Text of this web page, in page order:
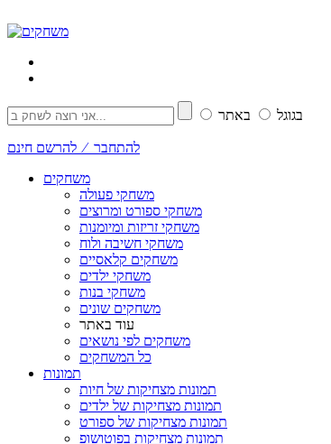
בגוגל באתר
להתחבר ⁄ להרשם חינם
משחקים
משחקי פעולה
משחקי ספורט ומרוצים
משחקי זריזות ומיומנות
משחקי חשיבה ולוח
משחקים קלאסיים
משחקי ילדים
משחקי בנות
משחקים שונים
עוד באתר
משחקים לפי נושאים
כל המשחקים
תמונות
תמונות מצחיקות של חיות
תמונות מצחיקות של ילדים
תמונות מצחיקות של ספורט
תמונות מצחיקות בפוטושופ